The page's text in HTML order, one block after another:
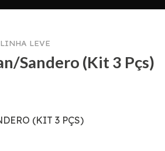
LEVE
Sandero (Kit 3 Pçs)
(KIT 3 PÇS)